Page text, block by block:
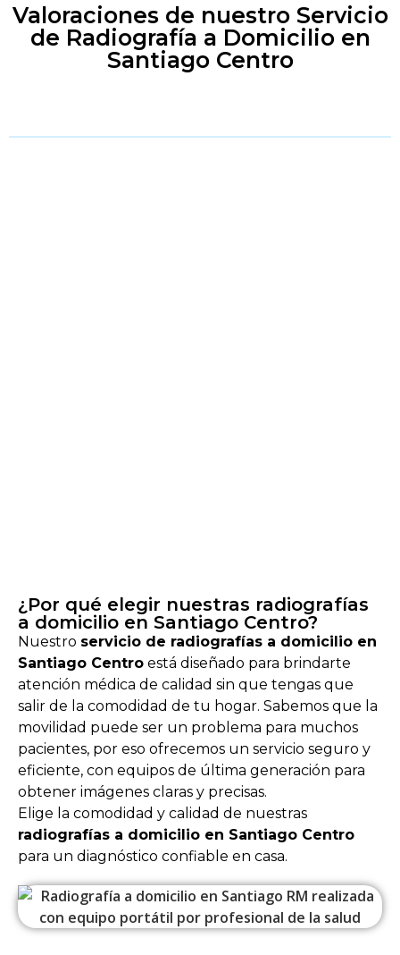
Valoraciones de nuestro Servicio
de Radiografía a Domicilio en
Santiago Centro
¿Por qué elegir nuestras radiografías
a domicilio en Santiago Centro?
Nuestro servicio de radiografías a domicilio en
Santiago Centro está diseñado para brindarte
atención médica de calidad sin que tengas que
salir de la comodidad de tu hogar. Sabemos que la
movilidad puede ser un problema para muchos
pacientes, por eso ofrecemos un servicio seguro y
eficiente, con equipos de última generación para
obtener imágenes claras y precisas.
Elige la comodidad y calidad de nuestras
radiografías a domicilio en Santiago Centro
para un diagnóstico confiable en casa.